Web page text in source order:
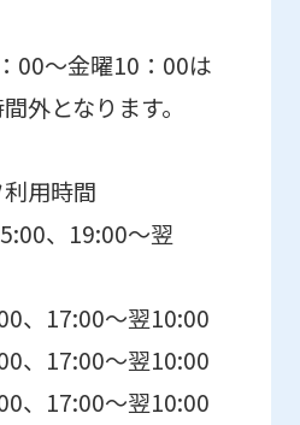
00～金曜10：00は
外となります。
用時間
、19:00～翌
、17:00～翌10:00
、17:00～翌10:00
、17:00～翌10:00